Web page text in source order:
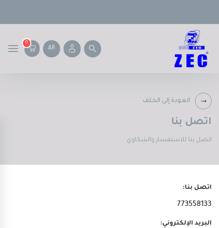
AR
0
العودة إلى الخلف
اتصل بنا
اتصل بنا للاستفسار والشكاوي
اتصل بنا:
773558133
البريد الإلكتروني: